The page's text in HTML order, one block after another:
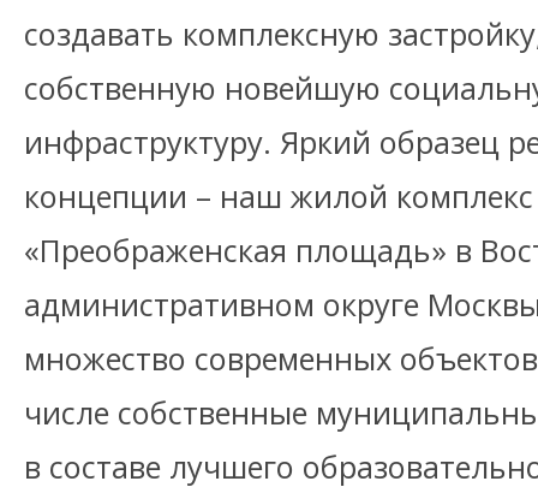
создавать комплексную
собственную новейшую
инфраструктуру. Яркий образец
концепции – наш жилой
«Преображенская площадь» в
административном округе
множество современных
числе собственные
в составе лучшего